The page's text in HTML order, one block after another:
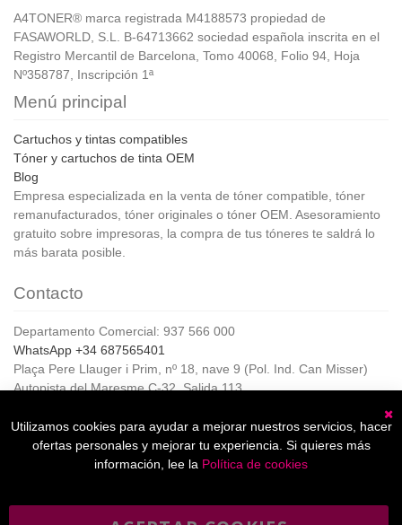
A4TONER® marca registrada M4188573 propiedad de
FASAWORLD, S.L. B-64713662 sociedad española inscrita en el
Registro Mercantil de Barcelona, Tomo 40068, Folio 94, Hoja
Nº358787, Inscripción 1ª
Menú principal
Cartuchos y tintas compatibles
Tóner y cartuchos de tinta OEM
Blog
Empresa especializada en la venta de tóner compatible, tóner
remanufacturados, tóner originales o tóner OEM. Asesoramiento
gratuito sobre impresoras, la compra de tus tóneres te saldrá lo
más barata posible.
Contacto
Departamento Comercial: 937 566 000
WhatsApp +34 687565401
Plaça Pere Llauger i Prim, nº 18, nave 9 (Pol. Ind. Can Misser)
Autopista del Maresme C-32, Salida 113
Horario de Atención al cliente:
De lunes a jueves de 8:00 a 17:00,
Viernes de 8:00 a 15:00
Utilizamos cookies para ayudar a mejorar nuestros servicios, hacer
ofertas personales y mejorar tu experiencia. Si quieres más
información, lee la Política de cookies